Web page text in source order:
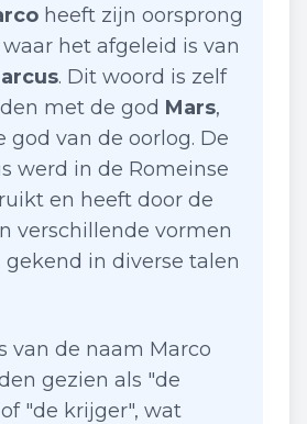
heeft zijn oorsprong
het afgeleid is van
. Dit woord is zelf
met de god Mars,
god van de oorlog. De
werd in de Romeinse
en heeft door de
verschillende vormen
in diverse talen
van de naam Marco
gezien als "de
"de krijger", wat